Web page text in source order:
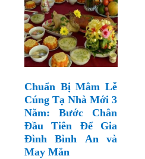
Chuẩn Bị Mâm Lễ
Cúng Tạ Nhà Mới 3
Năm: Bước Chân
Đầu Tiên Để Gia
Đình Bình An và
May Mắn